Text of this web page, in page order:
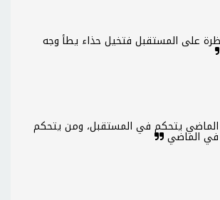
نظرة على المستقبل فتخيل حذاء يطأ وجه
يتحكم في المستقبل، ومن يتحكم
في الماضي